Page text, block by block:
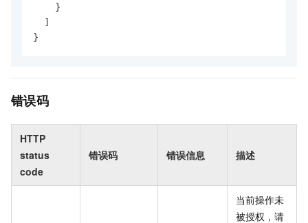
    }
  ]
}
错误码
HTTP
status
code
错误码 错误信息 描述
当前操作未
被授权，请